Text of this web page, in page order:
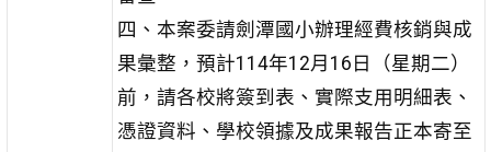
四、本案委請劍潭國小辦理經費核銷與成
果彙整，預計114年12月16日（星期二）
前，請各校將簽到表、實際支用明細表、
憑證資料、學校領據及成果報告正本寄至